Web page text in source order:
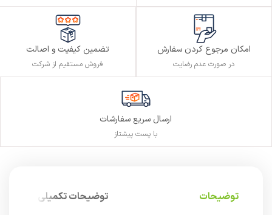
امکان مرجوع کردن سفارش
در صورت عدم رضایت
تضمین کیفیت و اصالت
فروش مستقیم از شرکت
ارسال سریع سفارشات
با پست پیشتاز
توضیحات توضیحات تکمیلی